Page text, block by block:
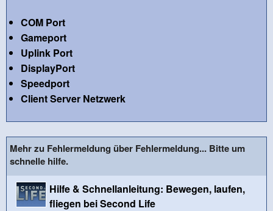
COM Port
Gameport
Uplink Port
DisplayPort
Speedport
Client Server Netzwerk
Mehr zu Fehlermeldung über Fehlermeldung... Bitte um
schnelle hilfe.
Hilfe & Schnellanleitung: Bewegen, laufen,
fliegen bei Second Life